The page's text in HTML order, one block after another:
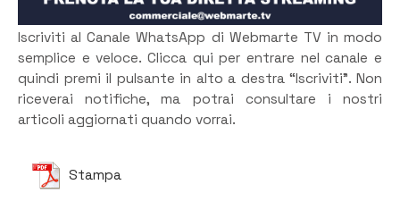
Iscriviti al Canale WhatsApp di Webmarte TV in modo
semplice e veloce. Clicca qui per entrare nel canale e
quindi premi il pulsante in alto a destra “Iscriviti”. Non
riceverai notifiche, ma potrai consultare i nostri
articoli aggiornati quando vorrai.
Stampa